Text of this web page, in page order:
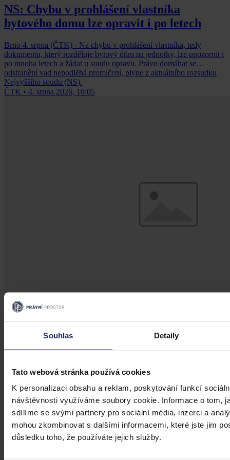
Souhlas Detaily
Tato webová stránka používá cookies
K personalizaci obsahu a reklam, poskytování funkcí
návštěvnosti využíváme soubory cookie. Informace o tom,
sdílíme se svými partnery pro sociální média, inzerci a
mohou zkombinovat s dalšími informacemi, které jste jim
důsledku toho, že používáte jejich služby.
NS: Chybu v prohlášení vlastníka
bytového domu lze opravit i po letech
Brno 4. srpna (ČTK) - Na chybu v prohlášení vlastníka, tedy
dokumentu, který rozděluje bytový dům na jednotky, lze upozornit i
po mnoha letech a žádat u soudu opravu. Právo domáhat se
odstranění vad nepodléhá promlčení, plyne z aktuálního rozsudku
Nejvyššího soudu (NS).
ČTK • 4. srpna 2026, 10:05
Úkladná vražda a některé další činy by
mohly být nepromlčitelné, navrhla
koalice
Praha 1. srpna (ČTK) - Úkladná vražda a některé další trestné činy s
úmyslným usmrcením by se mohly zařadit mezi nepromlčitelné. Jde
také například o některé činy související s obecným ohrožením,
teroristickým útokem a terorem, za něž hrozí až výjimečný trest.
ČTK • 3. srpna 2026, 10:04